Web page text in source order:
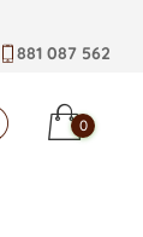
881 087 562
0